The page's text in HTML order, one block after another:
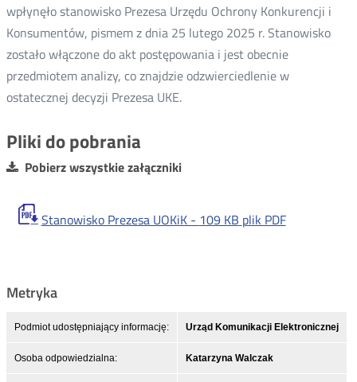
wpłynęło stanowisko Prezesa Urzędu Ochrony Konkurencji i
Konsumentów, pismem z dnia 25 lutego 2025 r. Stanowisko
zostało włączone do akt postępowania i jest obecnie
przedmiotem analizy, co znajdzie odzwierciedlenie w
ostatecznej decyzji Prezesa UKE.
Pliki do pobrania
Pobierz wszystkie załączniki
Stanowisko Prezesa UOKiK - 109 KB plik PDF
Metryka
Podmiot udostępniający informację: Urząd Komunikacji Elektronicznej
Osoba odpowiedzialna: Katarzyna Walczak